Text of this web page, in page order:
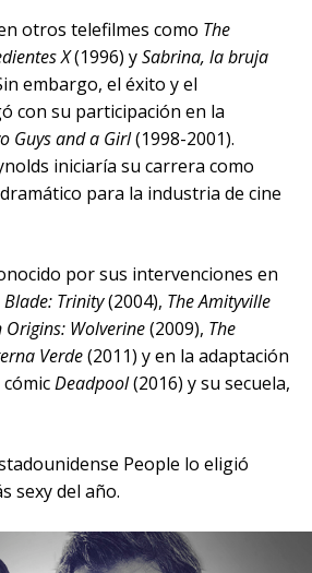
otros telefilmes como The
X(1996) ySabrina, la bruja
embargo, el éxito y el
con su participación en la
Guys and a Girl(1998-2001).
iniciaría su carrera como
para la industria de cine
por sus intervenciones en
Blade: Trinity(2004), The Amityville
Origins: Wolverine(2009), The
Verde(2011) y en la adaptación
Deadpool(2016) y su secuela,
People lo eligió
sexy del año.